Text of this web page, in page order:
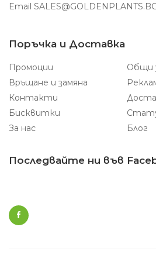
Email
Поръчка и Доставка
Промоции
Общи
Връщане и замяна
Контакти
Бисквитки
За нас
Блог
Последвайте ни във